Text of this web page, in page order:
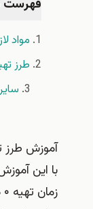
فهرست
مواد
طرز
آموزش طرز
با این
زمان تهیه ۰ دقیقه